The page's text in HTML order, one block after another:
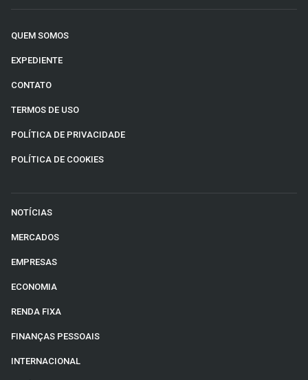
QUEM SOMOS
EXPEDIENTE
CONTATO
TERMOS DE USO
POLÍTICA DE PRIVACIDADE
POLÍTICA DE COOKIES
NOTÍCIAS
MERCADOS
EMPRESAS
ECONOMIA
RENDA FIXA
FINANÇAS PESSOAIS
INTERNACIONAL